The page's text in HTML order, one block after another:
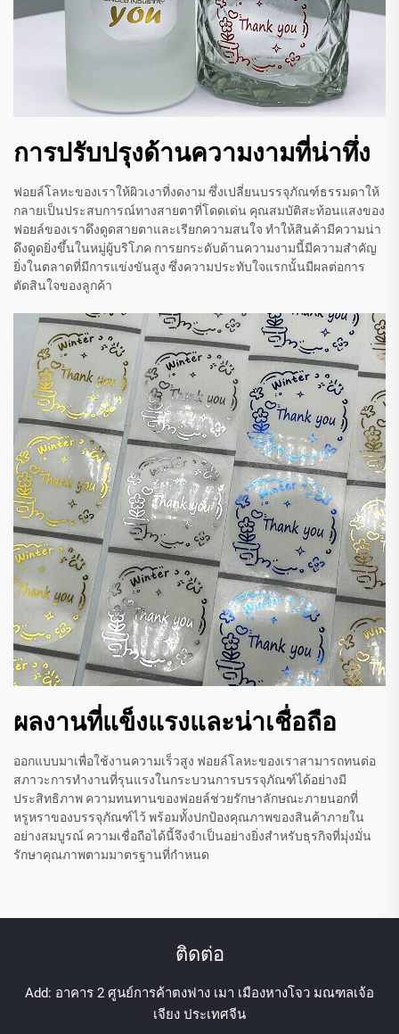
การปรับปรุงด้านความงามที่น่าทึ่ง
ฟอยล์โลหะของเราให้ผิวเงาที่งดงาม ซึ่งเปลี่ยนบรรจุภัณฑ์ธรรมดาให้
กลายเป็นประสบการณ์ทางสายตาที่โดดเด่น คุณสมบัติสะท้อนแสงของ
ฟอยล์ของเราดึงดูดสายตาและเรียกความสนใจ ทำให้สินค้ามีความน่า
ดึงดูดยิ่งขึ้นในหมู่ผู้บริโภค การยกระดับด้านความงามนี้มีความสำคัญ
ยิ่งในตลาดที่มีการแข่งขันสูง ซึ่งความประทับใจแรกนั้นมีผลต่อการ
ตัดสินใจของลูกค้า
ผลงานที่แข็งแรงและน่าเชื่อถือ
ออกแบบมาเพื่อใช้งานความเร็วสูง ฟอยล์โลหะของเราสามารถทนต่อ
สภาวะการทำงานที่รุนแรงในกระบวนการบรรจุภัณฑ์ได้อย่างมี
ประสิทธิภาพ ความทนทานของฟอยล์ช่วยรักษาลักษณะภายนอกที่
หรูหราของบรรจุภัณฑ์ไว้ พร้อมทั้งปกป้องคุณภาพของสินค้าภายใน
อย่างสมบูรณ์ ความเชื่อถือได้นี้จึงจำเป็นอย่างยิ่งสำหรับธุรกิจที่มุ่งมั่น
รักษาคุณภาพตามมาตรฐานที่กำหนด
ติดต่อ
Add: อาคาร 2 ศูนย์การค้าตงฟาง เมา เมืองหางโจว มณฑลเจ้อ
เจียง ประเทศจีน